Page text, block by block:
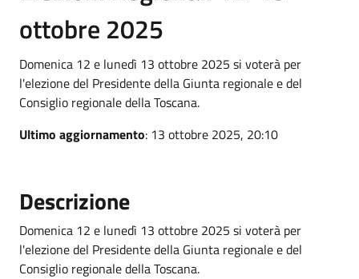
ottobre 2025
Domenica 12 e lunedì 13 ottobre 2025 si voterà per
l'elezione del Presidente della Giunta regionale e del
Consiglio regionale della Toscana.
Ultimo aggiornamento: 13 ottobre 2025, 20:10
Descrizione
Domenica 12 e lunedì 13 ottobre 2025 si voterà per
l'elezione del Presidente della Giunta regionale e del
Consiglio regionale della Toscana.